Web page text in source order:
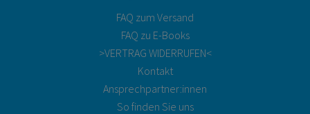
FAQ zum Versand
FAQ zu E-Books
>VERTRAG WIDERRUFEN<
Kontakt
Ansprechpartner:innen
So finden Sie uns